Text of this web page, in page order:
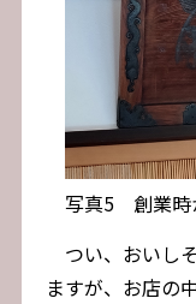
写真5 創業時
つい、おいし
ますが、お店の